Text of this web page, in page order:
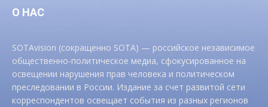
О НАС
SOTAvision (сокращенно SOTA) — российское независимое
общественно-политическое медиа, сфокусированное на
освещении нарушения прав человека и политическом
преследовании в России. Издание за счет развитой сети
корреспондентов освещает события из разных регионов